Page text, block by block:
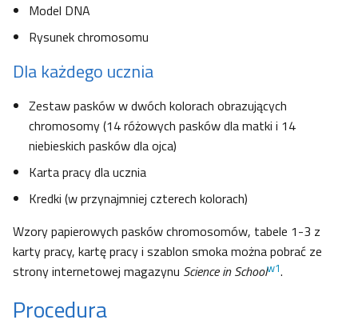
Model DNA
Rysunek chromosomu
Dla każdego ucznia
Zestaw pasków w dwóch kolorach obrazujących
chromosomy (14 różowych pasków dla matki i 14
niebieskich pasków dla ojca)
Karta pracy dla ucznia
Kredki (w przynajmniej czterech kolorach)
Wzory papierowych pasków chromosomów, tabele 1-3 z
karty pracy, kartę pracy i szablon smoka można pobrać ze
strony internetowej magazynu Science in Schoolw1.
Procedura